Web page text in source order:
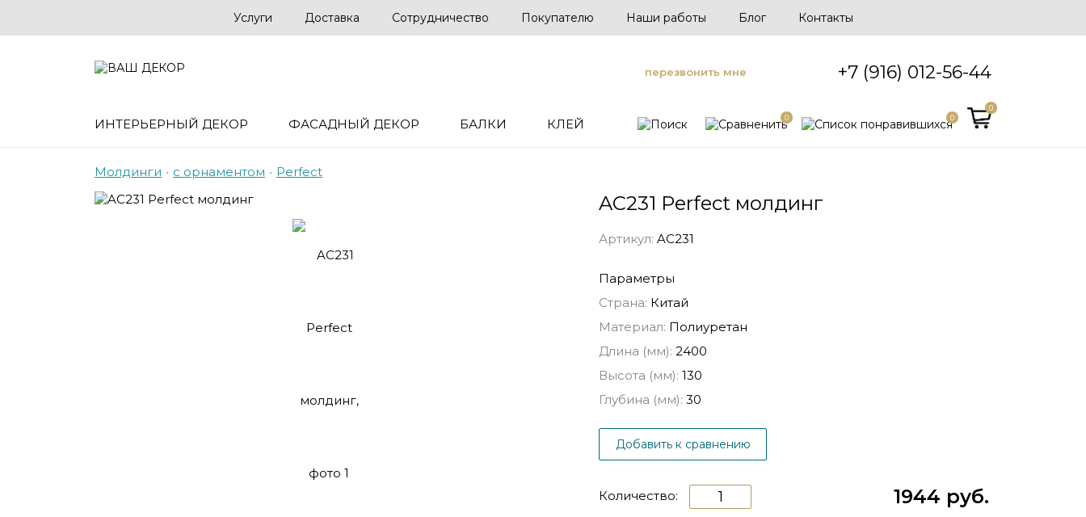
Услуги Доставка Сотрудничество Покупателю Наши работы Блог Контакты
перезвонить мне +7 (916) 012-56-44
ИНТЕРЬЕРНЫЙ ДЕКОР ФАСАДНЫЙ ДЕКОР БАЛКИ КЛЕЙ 0 0
0
Молдинги • с орнаментом • Perfect
AC231 Perfect молдинг
Артикул: AC231
Параметры
Страна: Китай
Материал: Полиуретан
Длина (мм): 2400
Высота (мм): 130
Глубина (мм): 30
Добавить к сравнению
1944 руб.
Количество: